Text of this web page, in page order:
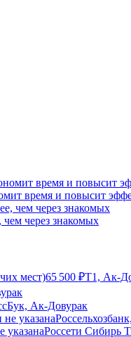
время и повысит
через знакомых
мест)65 500 ₽Т1, Ак-
Ак-Довурак
не указана
указанаРоссети Сибирь